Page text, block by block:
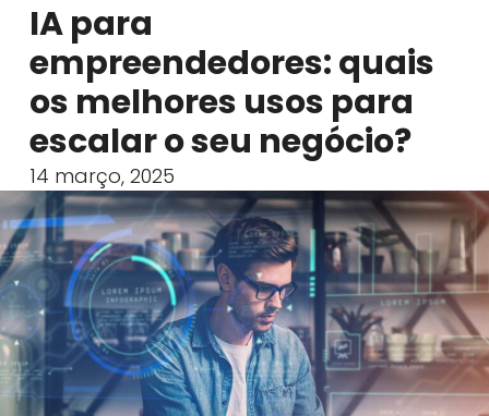
IA para
empreendedores: quais
os melhores usos para
escalar o seu negócio?
14 março, 2025